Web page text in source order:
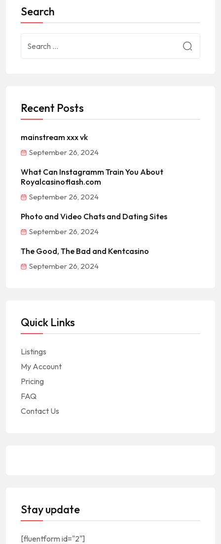
Search
Recent Posts
mainstream xxx vk
September 26, 2024
What Can Instagramm Train You About
Royalcasinoflash.com
September 26, 2024
Photo and Video Chats and Dating Sites
September 26, 2024
The Good, The Bad and Kentcasino
September 26, 2024
Quick Links
Listings
My Account
Pricing
FAQ
Contact Us
Stay update
[fluentform id="2"]